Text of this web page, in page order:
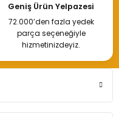
Geniş Ürün Yelpazesi
72.000’den fazla yedek
parça seçeneğiyle
hizmetinizdeyiz.